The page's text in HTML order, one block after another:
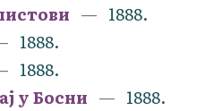
1888.
1888.
1888.
у Босни
1888.